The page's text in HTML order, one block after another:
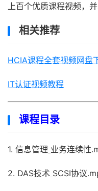
上百个优质课程视频，
相关推荐
HCIA课程全套视频网盘
IT认证视频教程
课程目录
1. 信息管理 业务连续性
2. DAS技术 SCSI协议